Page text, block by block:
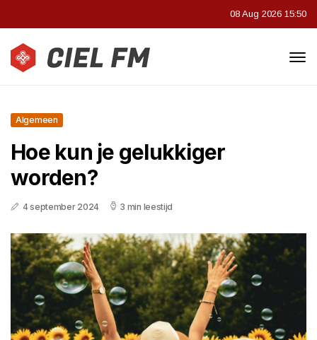
08 Aug 2026 15:50
Algemeen
Hoe kun je gelukkiger
worden?
4 september 2024 3 min leestijd